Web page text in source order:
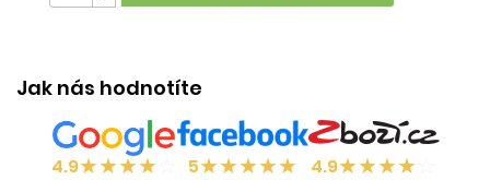
Jak nás hodnotíte
4.9★★★★ 5★★★★★ 4.9★★★★